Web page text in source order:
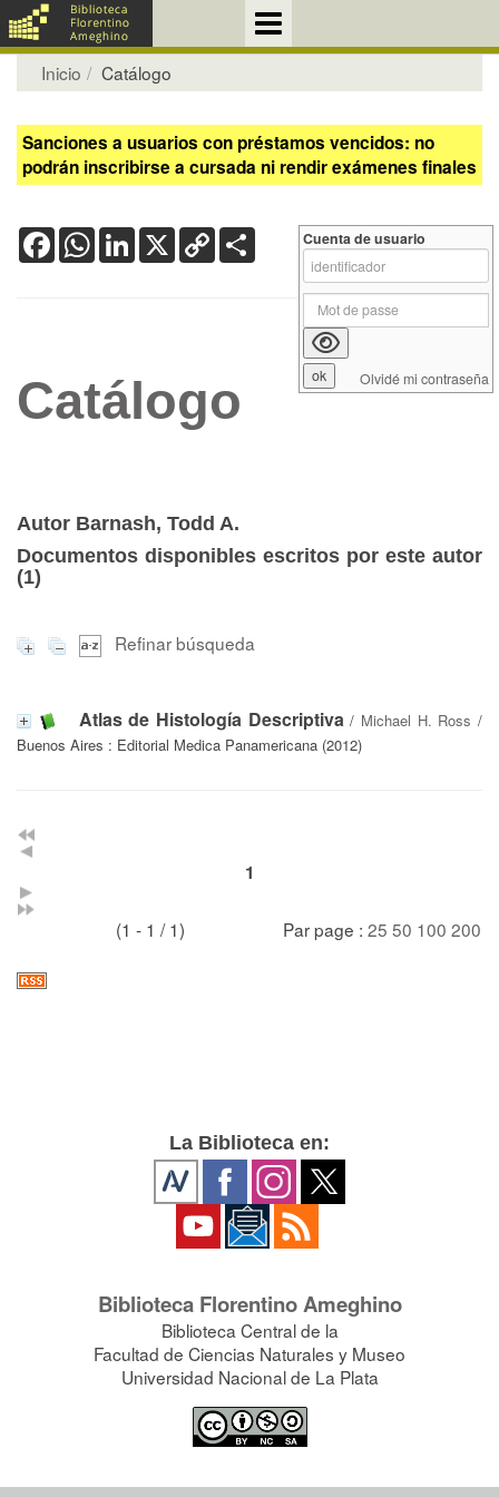
Inicio Catálogo
Sanciones a usuarios con préstamos vencidos: no
podrán inscribirse a cursada ni rendir exámenes finales
FacebookWhatsApp
LinkedIn
X Copy
Link
Catálogo
Autor Barnash, Todd A.
Documentos disponibles escritos por este autor
(1)
Refinar búsqueda
Atlas de Histología Descriptiva/ Michael H. Ross /
Buenos Aires : Editorial Medica Panamericana (2012)
1
(1 - 1 / 1) Par page : 25 50 100 200
Cuenta de usuario
Olvidé mi contraseña
La Biblioteca en:
Biblioteca Florentino Ameghino
Biblioteca Central de la
Facultad de Ciencias Naturales y Museo
Universidad Nacional de La Plata